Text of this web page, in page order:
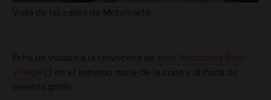
Vista de las calles de Motomachi
Echa un vistazo a la cervecería de Kirin Yokohama Beer
Village
en el extremo norte de la zona y disfruta de
cerveza gratis.